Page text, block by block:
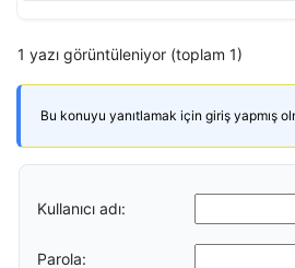
1 yazı görüntüleniyor (toplam 1)
Bu konuyu yanıtlamak için giriş yapmış
Kullanıcı adı:
Parola: